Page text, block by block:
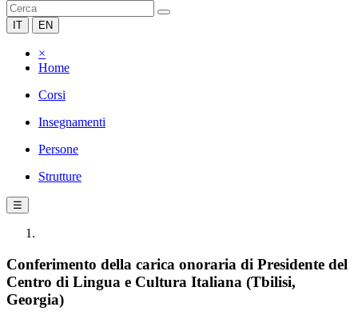
IT EN
×
Home
Corsi
Insegnamenti
Persone
Strutture
☰
Conferimento della carica onoraria di Presidente del
Centro di Lingua e Cultura Italiana (Tbilisi,
Georgia)